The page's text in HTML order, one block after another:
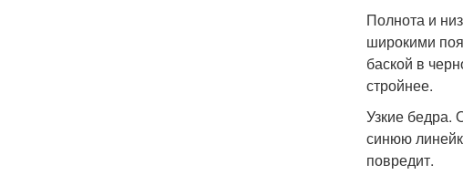
Полнота и
широкими
баской в
стройнее.
Узкие бедра.
синюю
повредит.